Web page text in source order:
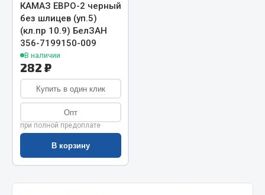
Запчасти КамАЗ
Двигатель
Система питания
Система выпуска газа
Система охлаждения
Сцепление
Коробка передач
Коробка передач ZF
КАМАЗ ЕВРО-2 черный
без шлицев (уп.5)
(кл.пр 10.9) БелЗАН
356-7199150-009
В наличии
282 ₽
Купить в один клик
Опт
при полной предоплате
В корзину